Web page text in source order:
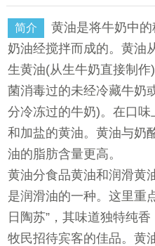
简介
黄油是将牛奶中
奶油经搅拌而成的。黄油
生黄油(从生牛奶直接制
菌消毒过的未经冷藏牛奶
分冷冻过的牛奶)。在口
和加盐的黄油。黄油与奶
油的脂肪含量更高。
黄油分食品黄油和润滑黄
是润滑油的一种。这里重
日陶苏”，其味道独特纯
牧民招待宾客的佳品。黄